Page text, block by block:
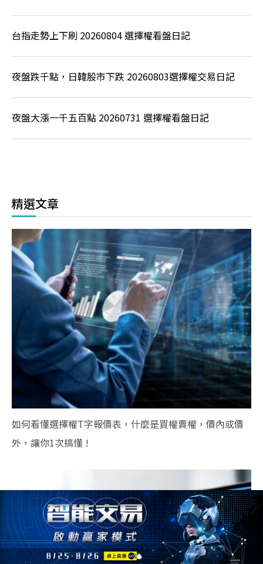
台指走勢上下刷 20260804 選擇權看盤日記
夜盤跌千點，日韓股市下跌 20260803選擇權交易日記
夜盤大漲一千五百點 20260731 選擇權看盤日記
精選文章
如何看懂選擇權T字報價表，什麼是買權賣權，價內或價
外，讓你1次搞懂 !